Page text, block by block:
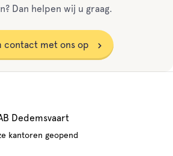
Dan helpen wij u graag.
contact met ons op
Dedemsvaart
kantoren geopend